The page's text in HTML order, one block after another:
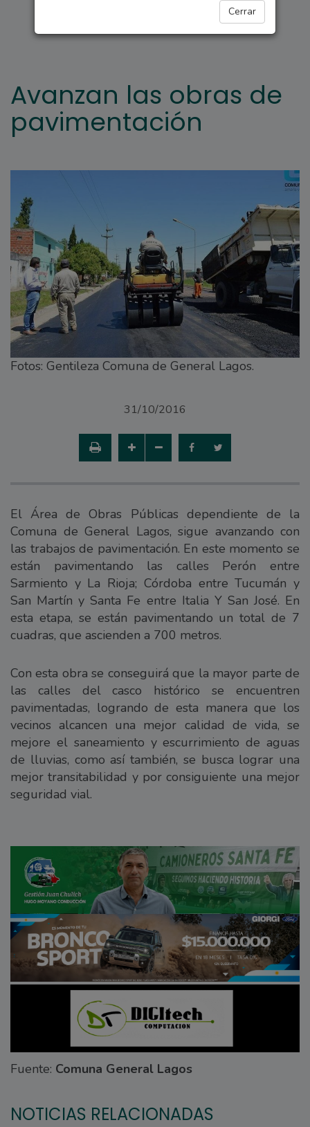
Cerrar
Avanzan las obras de
pavimentación
Fotos: Gentileza Comuna de General Lagos.
31/10/2016
El Área de Obras Públicas dependiente de la
Comuna de General Lagos, sigue avanzando con
las trabajos de pavimentación. En este momento se
están pavimentando las calles Perón entre
Sarmiento y La Rioja; Córdoba entre Tucumán y
San Martín y Santa Fe entre Italia Y San José. En
esta etapa, se están pavimentando un total de 7
cuadras, que ascienden a 700 metros.
Con esta obra se conseguirá que la mayor parte de
las calles del casco histórico se encuentren
pavimentadas, logrando de esta manera que los
vecinos alcancen una mejor calidad de vida, se
mejore el saneamiento y escurrimiento de aguas
de lluvias, como así también, se busca lograr una
mejor transitabilidad y por consiguiente una mejor
seguridad vial.
Fuente: Comuna General Lagos
NOTICIAS RELACIONADAS